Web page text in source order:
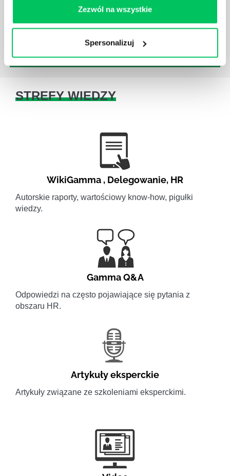
Zezwól na wszystkie
Spersonalizuj
ludzkimi oraz poszczególnymi etapami projektu nie
jest jednak łatwe i warto mieć tego świadomość.
STREFY WIEDZY
WikiGamma , Delegowanie, HR
Autorskie raporty, wartościowy know-how, pigułki
wiedzy.
Gamma Q&A
Odpowiedzi na często pojawiające się pytania z
obszaru HR.
Artykuły eksperckie
Artykuły związane ze szkoleniami eksperckimi.